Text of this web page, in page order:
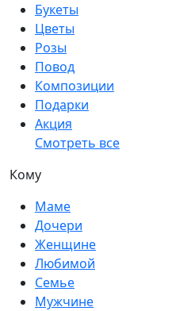
Букеты
Цветы
Розы
Повод
Композиции
Подарки
Акция
Смотреть все
Кому
Маме
Дочери
Женщине
Любимой
Семье
Мужчине